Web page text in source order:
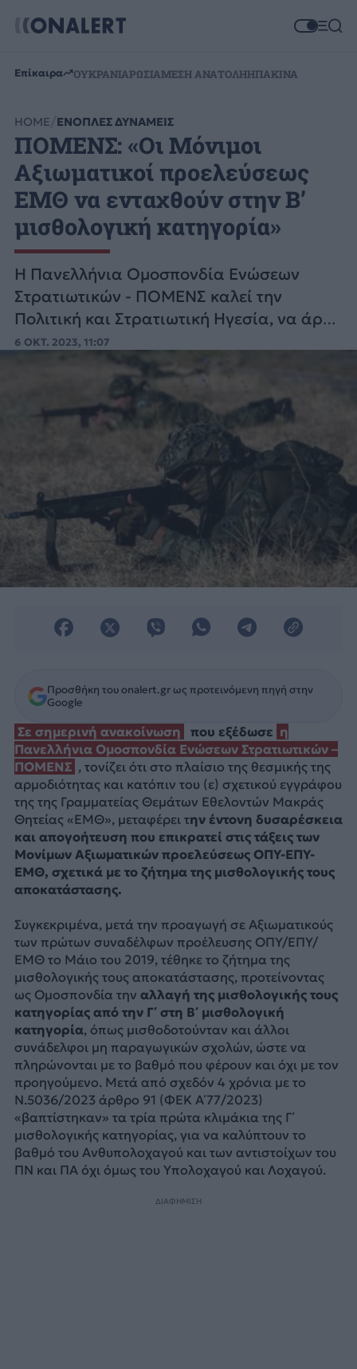
Επίκαιρα ΟΥΚΡΑΝΙΑΡΩΣΙΑΜΕΣΗ ΑΝΑΤΟΛΗΗΠΑΚΙΝΑ
HOME ΕΝΟΠΛΕΣ ΔΥΝΑΜΕΙΣ
ΠΟΜΕΝΣ: «Οι Μόνιμοι
Αξιωματικοί προελεύσεως
ΕΜΘ να ενταχθούν στην Β’
μισθολογική κατηγορία»
Η Πανελλήνια Ομοσπονδία Ενώσεων
Στρατιωτικών - ΠΟΜΕΝΣ καλεί την
Πολιτική και Στρατιωτική Ηγεσία, να άρει
τις υφιστάμενες αδικίες.
6 ΟΚΤ. 2023, 11:07
Προσθήκη του onalert.gr ως προτεινόμενη πηγή στην
Google
Σε σημερινή ανακοίνωση που εξέδωσε η
Πανελλήνια Ομοσπονδία Ενώσεων Στρατιωτικών –
ΠΟΜΕΝΣ , τονίζει ότι στο πλαίσιο της θεσμικής της
αρμοδιότητας και κατόπιν του (ε) σχετικού εγγράφου
της της Γραμματείας Θεμάτων Εθελοντών Μακράς
Θητείας «ΕΜΘ», μεταφέρει την έντονη δυσαρέσκεια
και απογοήτευση που επικρατεί στις τάξεις των
Μονίμων Αξιωματικών προελεύσεως ΟΠΥ-ΕΠΥ-
ΕΜΘ, σχετικά με το ζήτημα της μισθολογικής τους
αποκατάστασης.
Συγκεκριμένα, μετά την προαγωγή σε Αξιωματικούς
των πρώτων συναδέλφων προέλευσης ΟΠΥ/ΕΠΥ/
ΕΜΘ το Μάιο του 2019, τέθηκε το ζήτημα της
μισθολογικής τους αποκατάστασης, προτείνοντας
ως Ομοσπονδία την αλλαγή της μισθολογικής τους
κατηγορίας από την Γ΄ στη Β΄ μισθολογική
κατηγορία, όπως μισθοδοτούνταν και άλλοι
συνάδελφοι μη παραγωγικών σχολών, ώστε να
πληρώνονται με το βαθμό που φέρουν και όχι με τον
προηγούμενο. Μετά από σχεδόν 4 χρόνια με το
Ν.5036/2023 άρθρο 91 (ΦΕΚ Α΄77/2023)
«βαπτίστηκαν» τα τρία πρώτα κλιμάκια της Γ΄
μισθολογικής κατηγορίας, για να καλύπτουν το
βαθμό του Ανθυπολοχαγού και των αντιστοίχων του
ΠΝ και ΠΑ όχι όμως του Υπολοχαγού και Λοχαγού.
ΔΙΑΦΗΜΙΣΗ